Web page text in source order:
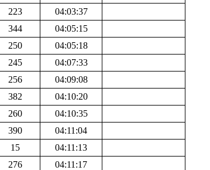
223
04:03:37
344
04:05:15
250
04:05:18
245
04:07:33
256
04:09:08
382
04:10:20
260
04:10:35
390
04:11:04
15
04:11:13
276
04:11:17